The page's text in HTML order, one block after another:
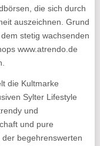
die sich durch
auszeichnen. Grund
stetig wachsenden
www.atrendo.de
die Kultmarke
Sylter Lifestyle
und
und pure
begehrenswerten